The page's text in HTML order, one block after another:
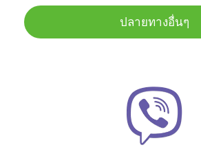
ปลายทางอื่นๆ